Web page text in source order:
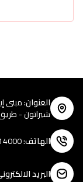
العنوان:مبنى
شيراتون -
الهاتف:
البريد